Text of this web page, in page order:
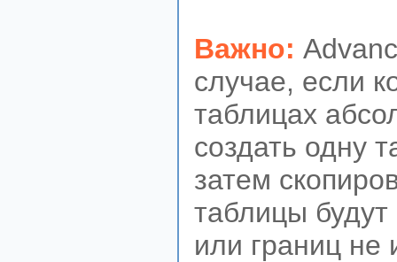
Важно:
случае, если
таблицах
создать одну
затем
таблицы
или границ не